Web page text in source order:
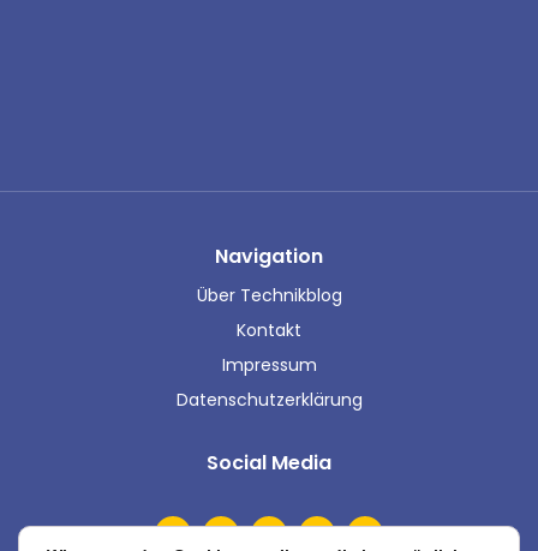
Navigation
Über Technikblog
Kontakt
Impressum
Datenschutzerklärung
Social Media